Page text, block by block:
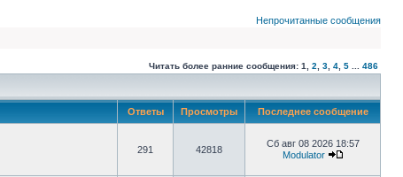
Непрочитанные сообщения
Читать более ранние сообщения: 1 2 3 4 5 486
Ответы Просмотры Последнее сообщение
291 42818
Сб авг 08 2026 18:57
Modulator